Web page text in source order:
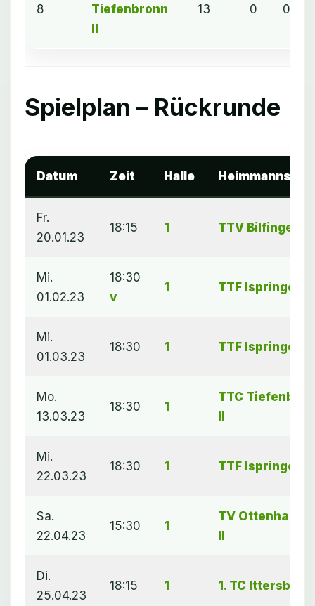
8
Tiefenbronn
13 0 0
Spielplan – Rückrunde
Datum Zeit Halle
Fr.
20.01.23
18:15 1 TTV Bilfingen
Mi.
01.02.23
18:30
v
1 TTF Ispringen
Mi.
01.03.23
18:30 1 TTF Ispringen
Mo.
13.03.23
18:30 1
TTC
Mi.
22.03.23
18:30 1 TTF Ispringen
Sa.
22.04.23
15:30 1
TV
Di.
25.04.23
18:15 1 1. TC Ittersbach